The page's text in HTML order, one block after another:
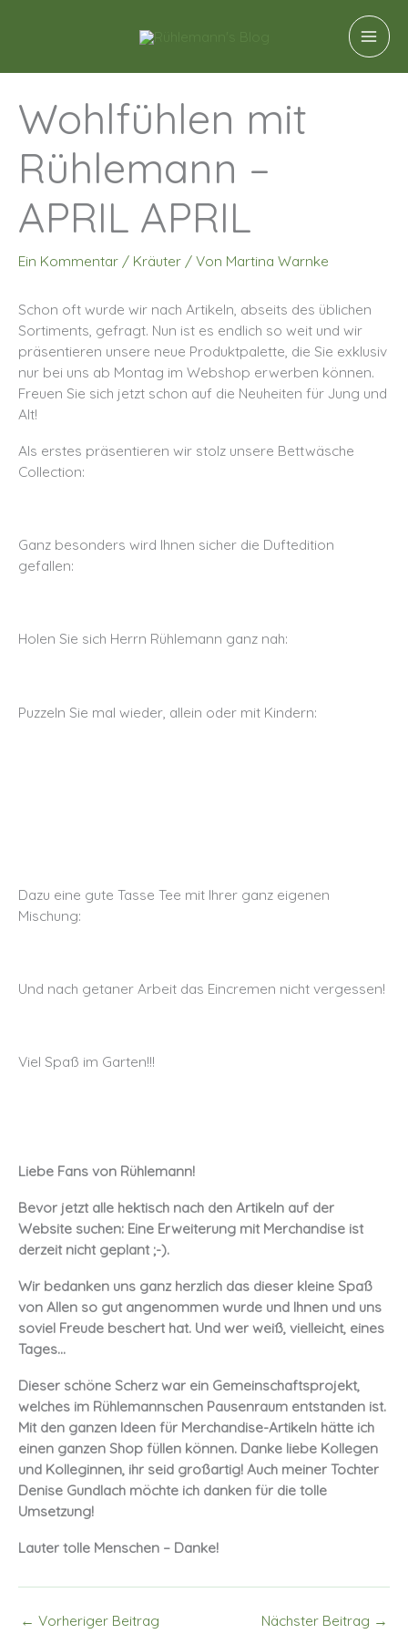
Wohlfühlen mit
Rühlemann –
APRIL APRIL
Ein Kommentar / Kräuter / Von Martina Warnke
Schon oft wurde wir nach Artikeln, abseits des üblichen
Sortiments, gefragt. Nun ist es endlich so weit und wir
präsentieren unsere neue Produktpalette, die Sie exklusiv
nur bei uns ab Montag im Webshop erwerben können.
Freuen Sie sich jetzt schon auf die Neuheiten für Jung und
Alt!
Als erstes präsentieren wir stolz unsere Bettwäsche
Collection:
Ganz besonders wird Ihnen sicher die Duftedition
gefallen:
Holen Sie sich Herrn Rühlemann ganz nah:
Puzzeln Sie mal wieder, allein oder mit Kindern:
Dazu eine gute Tasse Tee mit Ihrer ganz eigenen
Mischung:
Und nach getaner Arbeit das Eincremen nicht vergessen!
Viel Spaß im Garten!!!
Liebe Fans von Rühlemann!
Bevor jetzt alle hektisch nach den Artikeln auf der
Website suchen: Eine Erweiterung mit Merchandise ist
derzeit nicht geplant ;-).
Wir bedanken uns ganz herzlich das dieser kleine Spaß
von Allen so gut angenommen wurde und Ihnen und uns
soviel Freude beschert hat. Und wer weiß, vielleicht, eines
Tages…
Dieser schöne Scherz war ein Gemeinschaftsprojekt,
welches im Rühlemannschen Pausenraum entstanden ist.
Mit den ganzen Ideen für Merchandise-Artikeln hätte ich
einen ganzen Shop füllen können. Danke liebe Kollegen
und Kolleginnen, ihr seid großartig! Auch meiner Tochter
Denise Gundlach möchte ich danken für die tolle
Umsetzung!
Lauter tolle Menschen – Danke!
← Vorheriger Beitrag Nächster Beitrag →
c
v